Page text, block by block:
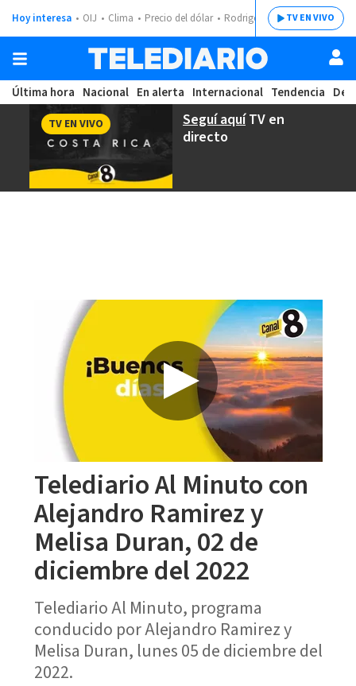
Hoy interesa OIJ Clima Precio del dólar Rodrigo ChavesTV EN VIVO
Última hora Nacional En alerta Internacional Tendencia
Seguí aquíTV en
directo
TV EN VIVO
Telediario Al Minuto con
Alejandro Ramirez y
Melisa Duran, 02 de
diciembre del 2022
Telediario Al Minuto, programa
conducido por Alejandro Ramirez y
Melisa Duran, lunes 05 de diciembre del
2022.